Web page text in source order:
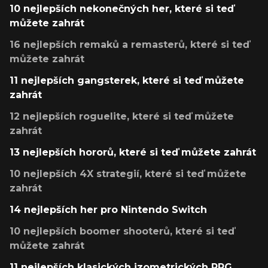
10 nejlepších nekonečných her, které si teď
můžete zahrát
16 nejlepších remaků a remasterů, které si teď
můžete zahrát
11 nejlepších gangsterek, které si teď můžete
zahrát
12 nejlepších roguelite, které si teď můžete
zahrát
13 nejlepších hororů, které si teď můžete zahrát
10 nejlepších 4X strategií, které si teď můžete
zahrát
14 nejlepších her pro Nintendo Switch
10 nejlepších boomer shooterů, které si teď
můžete zahrát